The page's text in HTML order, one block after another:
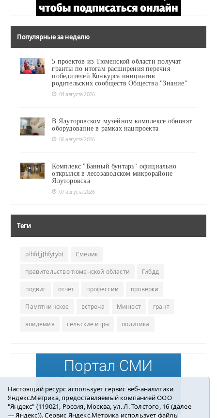
Популярные за неделю
5 проектов из Тюменской области получат
гранты по итогам расширения перечня
победителей Конкурса инициатив
родительских сообществ Общества "Знание"
04 августа 2026
В Ялуторовском музейном комплексе обновят
оборудование в рамках нацпроекта
06 августа 2026
Комплекс "Банный бунтарь" официально
открылся в лесозаводском микрорайоне
Ялуторовска
07 августа 2026
Теги
plhfdjj[hfytybt Смелик
правительство тюменской области Гибдд
подвиг отчет профессии проверки
Памятнинское встреча Минюст грант
эпидемия сельские игры политика
Настоящий ресурс использует сервис веб-аналитики
Яндекс.Метрика, предоставляемый компанией ООО
"Яндекс" (119021, Россия, Москва, ул. Л. Толстого, 16 (далее
— Яндекс)). Сервис Яндекс.Метрика использует файлы